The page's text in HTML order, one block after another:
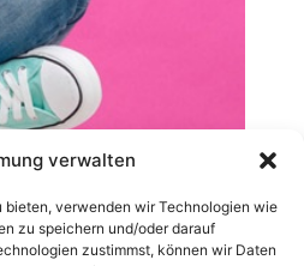
verwalten
bieten, verwenden wir Technologien wie
zu speichern und/oder darauf
zustimmst, können wir Daten